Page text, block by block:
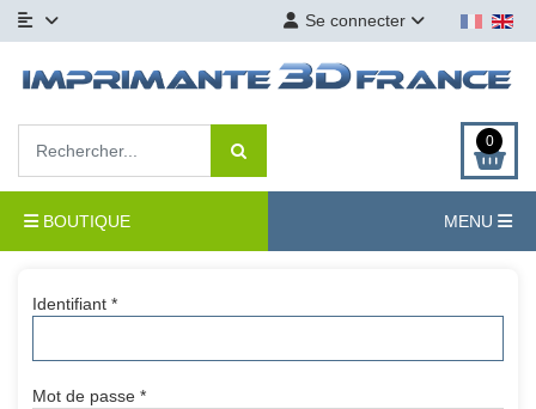
Se connecter
0
BOUTIQUE MENU
Identifiant *
Mot de passe *